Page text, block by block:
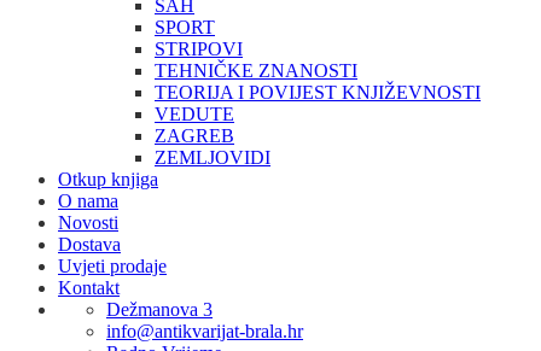
ŠAH
SPORT
STRIPOVI
TEHNIČKE ZNANOSTI
TEORIJA I POVIJEST KNJIŽEVNOSTI
VEDUTE
ZAGREB
ZEMLJOVIDI
Otkup knjiga
O nama
Novosti
Dostava
Uvjeti prodaje
Kontakt
Dežmanova 3
info@antikvarijat-brala.hr